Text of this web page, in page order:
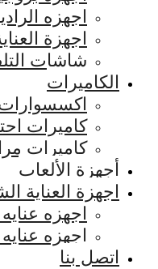
اجهزه
اجهزة
شاشات
الكاميرات
كاميرات
كاميرات
أجهزة الألعاب
اجهزة العناية
اجهزه
اجهزه
اتصل بنا